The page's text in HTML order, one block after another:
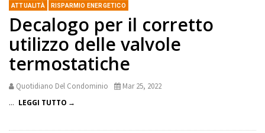
ATTUALITÀ RISPARMIO ENERGETICO
Decalogo per il corretto
utilizzo delle valvole
termostatiche
Quotidiano Del Condominio Mar 25, 2022
... LEGGI TUTTO